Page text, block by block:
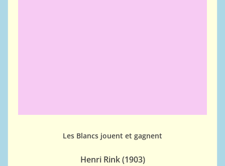
Les Blancs jouent et gagnent
Henri Rink (1903)